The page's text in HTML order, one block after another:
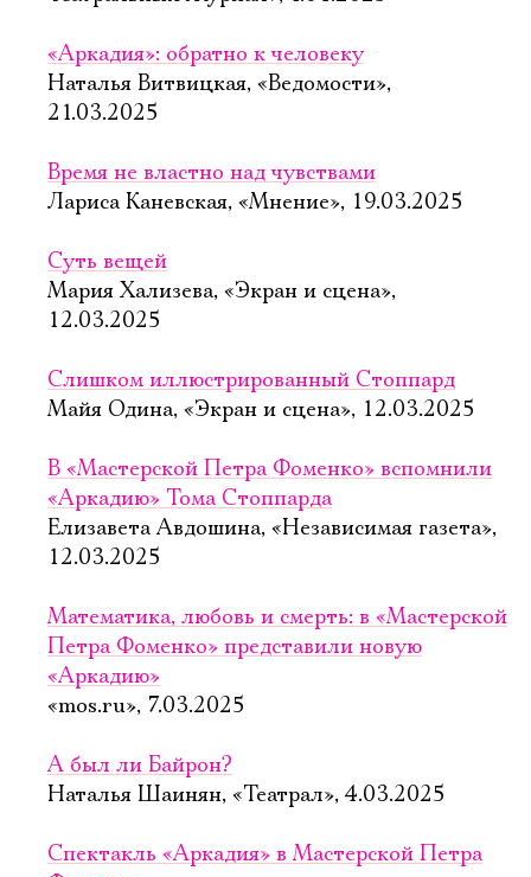
«Аркадия»: обратно к человеку
Наталья Витвицкая, «Ведомости»,
21.03.2025
Время не властно над чувствами
Лариса Каневская, «Мнение», 19.03.2025
Суть вещей
Мария Хализева, «Экран и сцена»,
12.03.2025
Слишком иллюстрированный Стоппард
Майя Одина, «Экран и сцена», 12.03.2025
В «Мастерской Петра Фоменко» вспомнили
«Аркадию» Тома Стоппарда
Елизавета Авдошина, «Независимая газета»,
12.03.2025
Математика, любовь и смерть: в «Мастерской
Петра Фоменко» представили новую
«Аркадию»
«mos.ru», 7.03.2025
А был ли Байрон?
Наталья Шаинян, «Театрал», 4.03.2025
Спектакль «Аркадия» в Мастерской Петра